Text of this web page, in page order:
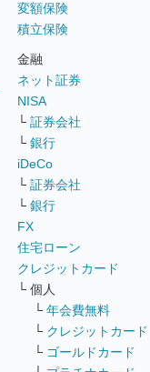
変額保険
積立保険
金融
ネット証券
NISA
└ 証券会社
└ 銀行
iDeCo
└ 証券会社
└ 銀行
FX
住宅ローン
クレジットカード
└ 個人
└ 年会費無料
└ クレジットカード
└ ゴールドカード